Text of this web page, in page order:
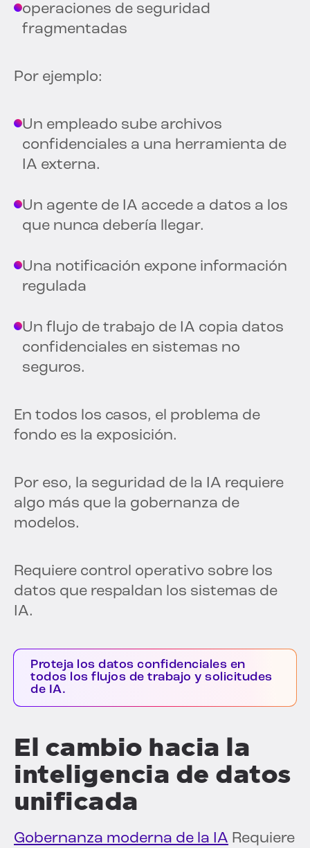
operaciones de seguridad
fragmentadas
Por ejemplo:
Un empleado sube archivos
confidenciales a una herramienta de
IA externa.
Un agente de IA accede a datos a los
que nunca debería llegar.
Una notificación expone información
regulada
Un flujo de trabajo de IA copia datos
confidenciales en sistemas no
seguros.
En todos los casos, el problema de
fondo es la exposición.
Por eso, la seguridad de la IA requiere
algo más que la gobernanza de
modelos.
Requiere control operativo sobre los
datos que respaldan los sistemas de
IA.
Proteja los datos confidenciales en
todos los flujos de trabajo y solicitudes
de IA.
El cambio hacia la
inteligencia de datos
unificada
Gobernanza moderna de la IA Requiere